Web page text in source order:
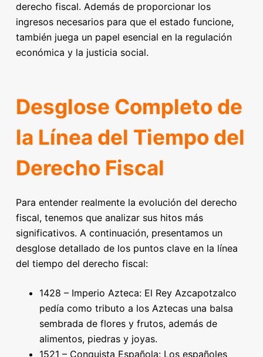
derecho fiscal. Además de proporcionar los
ingresos necesarios para que el estado funcione,
también juega un papel esencial en la regulación
económica y la justicia social.
Desglose Completo de
la Línea del Tiempo del
Derecho Fiscal
Para entender realmente la evolución del derecho
fiscal, tenemos que analizar sus hitos más
significativos. A continuación, presentamos un
desglose detallado de los puntos clave en la línea
del tiempo del derecho fiscal:
1428 – Imperio Azteca: El Rey Azcapotzalco
pedía como tributo a los Aztecas una balsa
sembrada de flores y frutos, además de
alimentos, piedras y joyas.
1521 – Conquista Española: Los españoles